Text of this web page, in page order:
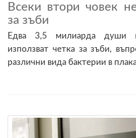
Всеки втори човек
за зъби
Едва 3,5 милиарда души
използват четка за зъби,
различни вида бактерии в